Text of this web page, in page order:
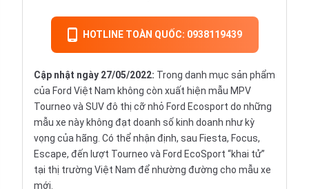
HOTLINE TOÀN QUỐC: 0938119439
Cập nhật ngày 27/05/2022: Trong danh mục sản phẩm
của Ford Việt Nam không còn xuất hiện mẫu MPV
Tourneo và SUV đô thị cỡ nhỏ Ford Ecosport do những
mẫu xe này không đạt doanh số kinh doanh như kỳ
vọng của hãng. Có thể nhận định, sau Fiesta, Focus,
Escape, đến lượt Tourneo và Ford EcoSport “khai tử”
tại thị trường Việt Nam để nhường đường cho mẫu xe
mới.